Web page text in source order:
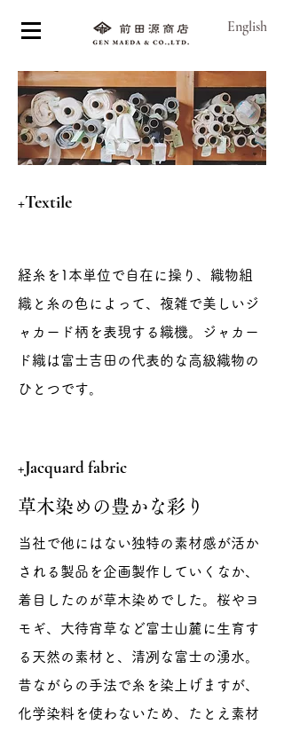
English
+Textile
経糸を1本単位で自在に操り、織物組
織と糸の色によって、複雑で美しいジ
ャカード柄を表現する織機。ジャカー
ド織は富士吉田の代表的な高級織物の
ひとつです。
+Jacquard fabric
草木染めの豊かな彩り
当社で他にはない独特の素材感が活か
される製品を企画製作していくなか、
着目したのが草木染めでした。桜やヨ
モギ、大待宵草など富士山麓に生育す
る天然の素材と、清冽な富士の湧水。
昔ながらの手法で糸を染上げますが、
化学染料を使わないため、たとえ素材